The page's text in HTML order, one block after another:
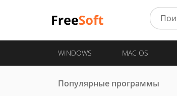
WINDOWS MAC OS
Популярные программы